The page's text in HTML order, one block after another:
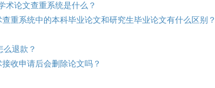
术论文查重系统是什么？
重系统中的本科毕业论文和研究生毕业论文有什么区别？
么退款？
收申请后会删除论文吗？